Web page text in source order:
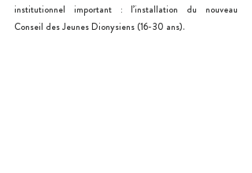
institutionnel important : l’installation du nouveau
Conseil des Jeunes Dionysiens (16-30 ans).